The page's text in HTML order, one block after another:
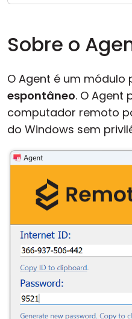
Sobre o
O Agent é um
espontâneo. O Agent
computador remoto
do Windows sem